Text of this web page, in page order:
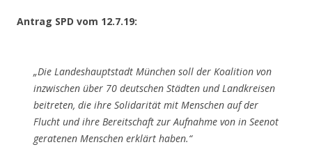
Antrag SPD vom 12.7.19:
„Die Landeshauptstadt München soll der Koalition von
inzwischen über 70 deutschen Städten und Landkreisen
beitreten, die ihre Solidarität mit Menschen auf der
Flucht und ihre Bereitschaft zur Aufnahme von in Seenot
geratenen Menschen erklärt haben.“